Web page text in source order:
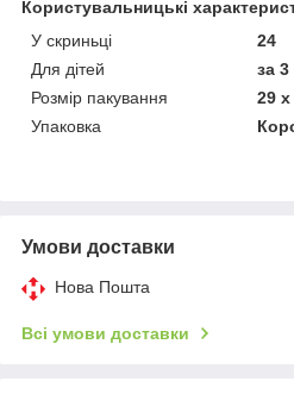
Користувальницькі
У скриньці
24
Для дітей
за
Розмір пакування
29
Упаковка
Умови доставки
Нова Пошта
Всі умови доставки